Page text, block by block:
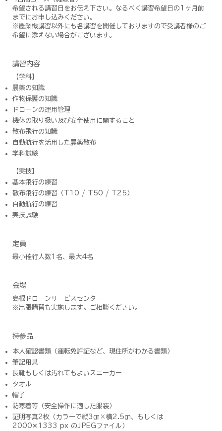
​希望される講習日をお伝え下さい。なるべく講習希望日の1ヶ月前
までにお申し込みください。
※農業機講習以外にも各講習を開催しておりますので受講者様のご
希望に添えない場合がございます。
講習内容
【学科】
農薬の知識
作物保護の知識
ドローンの運用管理
機体の取り扱い及び安全使用に関すること
散布飛行の知識
自動航行を活用した農薬散布
学科試験
【実技】
基本飛行の練習
散布飛行の練習（T10 / T50 / T25）
自動航行の練習
実技試験
定員
最小催行人数1名、最大4名
会場
島根ドローンサービスセンター
​※出張講習も実施します。ご相談ください。
持参品
本人確認書類（運転免許証など、現住所がわかる書類）
筆記用具
長靴もしくは汚れてもよいスニーカー
タオル
帽子
防寒着等（安全操作に適した服装）
証明写真2枚（カラーで縦3㎝×横2.5㎝、もしくは
2000✕1333 px のJPEGファイル）